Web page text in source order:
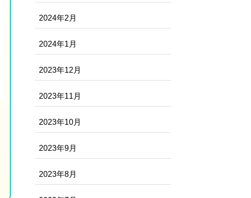
2024年2月
2024年1月
2023年12月
2023年11月
2023年10月
2023年9月
2023年8月